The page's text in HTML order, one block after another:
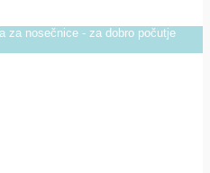
za nosečnice - za dobro počutje